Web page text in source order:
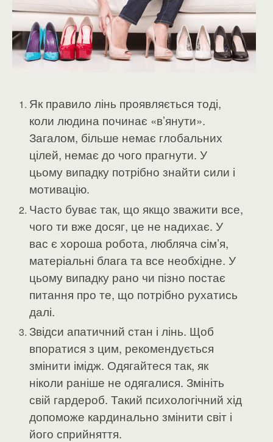
Як правило лінь проявляється тоді,
коли людина починає «в’янути».
Загалом, більше немає глобальних
цілей, немає до чого прагнути. У
цьому випадку потрібно знайти сили і
мотивацію.
Часто буває так, що якщо зважити все,
чого ти вже досяг, це не надихає. У
вас є хороша робота, любляча сім’я,
матеріальні блага та все необхідне. У
цьому випадку рано чи пізно постає
питання про те, що потрібно рухатись
далі.
Звідси апатичний стан і лінь. Щоб
впоратися з цим, рекомендується
змінити імідж. Одягайтеся так, як
ніколи раніше не одягалися. Змініть
свій гардероб. Такий психологічний хід
допоможе кардинально змінити світ і
його сприйняття.